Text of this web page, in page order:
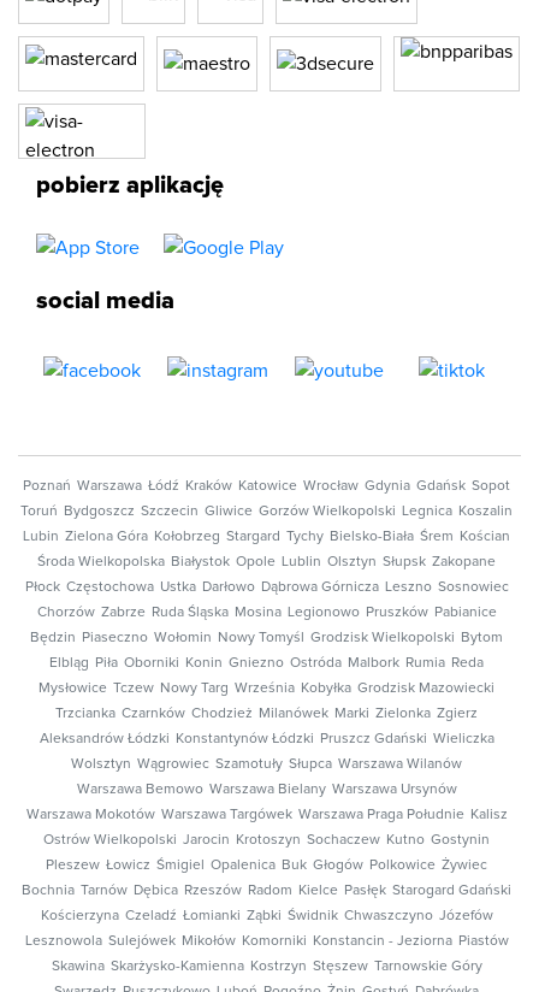
pobierz aplikację
social media
Poznań Warszawa Łódź Kraków Katowice Wrocław Gdynia Gdańsk Sopot
Toruń
Bydgoszcz Szczecin Gliwice Gorzów Wielkopolski Legnica Koszalin
Lubin Zielona Góra Kołobrzeg Stargard Tychy Bielsko-Biała Śrem
Kościan
Środa Wielkopolska Białystok Opole Lublin Olsztyn Słupsk Zakopane
Płock Częstochowa Ustka Darłowo Dąbrowa Górnicza Leszno Sosnowiec
Chorzów Zabrze Ruda Śląska Mosina Legionowo Pruszków
Pabianice
Będzin
Piaseczno Wołomin Nowy Tomyśl Grodzisk Wielkopolski
Bytom
Elbląg
Piła Oborniki Konin Gniezno Ostróda Malbork Rumia Reda
Mysłowice Tczew Nowy Targ Września Kobyłka Grodzisk Mazowiecki
Trzcianka Czarnków Chodzież Milanówek Marki Zielonka Zgierz
Aleksandrów Łódzki
Konstantynów Łódzki Pruszcz Gdański Wieliczka
Wolsztyn Wągrowiec Szamotuły Słupca Warszawa Wilanów
Warszawa Bemowo Warszawa Bielany Warszawa Ursynów
Warszawa Mokotów Warszawa Targówek Warszawa Praga Południe
Kalisz
Ostrów Wielkopolski Jarocin Krotoszyn Sochaczew Kutno Gostynin
Pleszew Łowicz Śmigiel Opalenica Buk Głogów Polkowice Żywiec
Bochnia Tarnów Dębica Rzeszów Radom Kielce Pasłęk Starogard Gdański
Kościerzyna Czeladź Łomianki Ząbki Świdnik Chwaszczyno Józefów
Lesznowola Sulejówek Mikołów Komorniki Konstancin - Jeziorna
Piastów
Skawina Skarżysko-Kamienna Kostrzyn Stęszew Tarnowskie Góry